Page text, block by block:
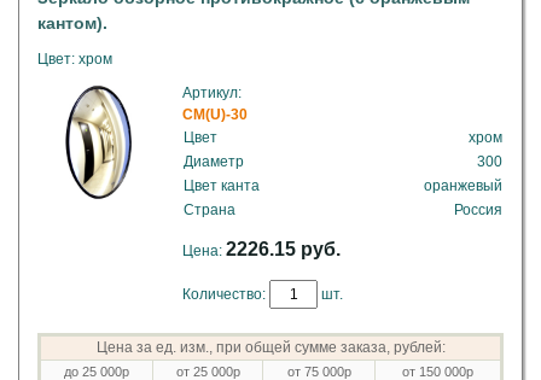
кантом).
Цвет: хром
Артикул:
CM(U)-30
Цвет
хром
Диаметр
300
Цвет канта
оранжевый
Страна
Россия
Цена: 2226.15 руб.
Количество: шт.
Цена за ед. изм., при общей сумме заказа, рублей:
до 25 000р от 25 000р от 75 000р
от 150 000р